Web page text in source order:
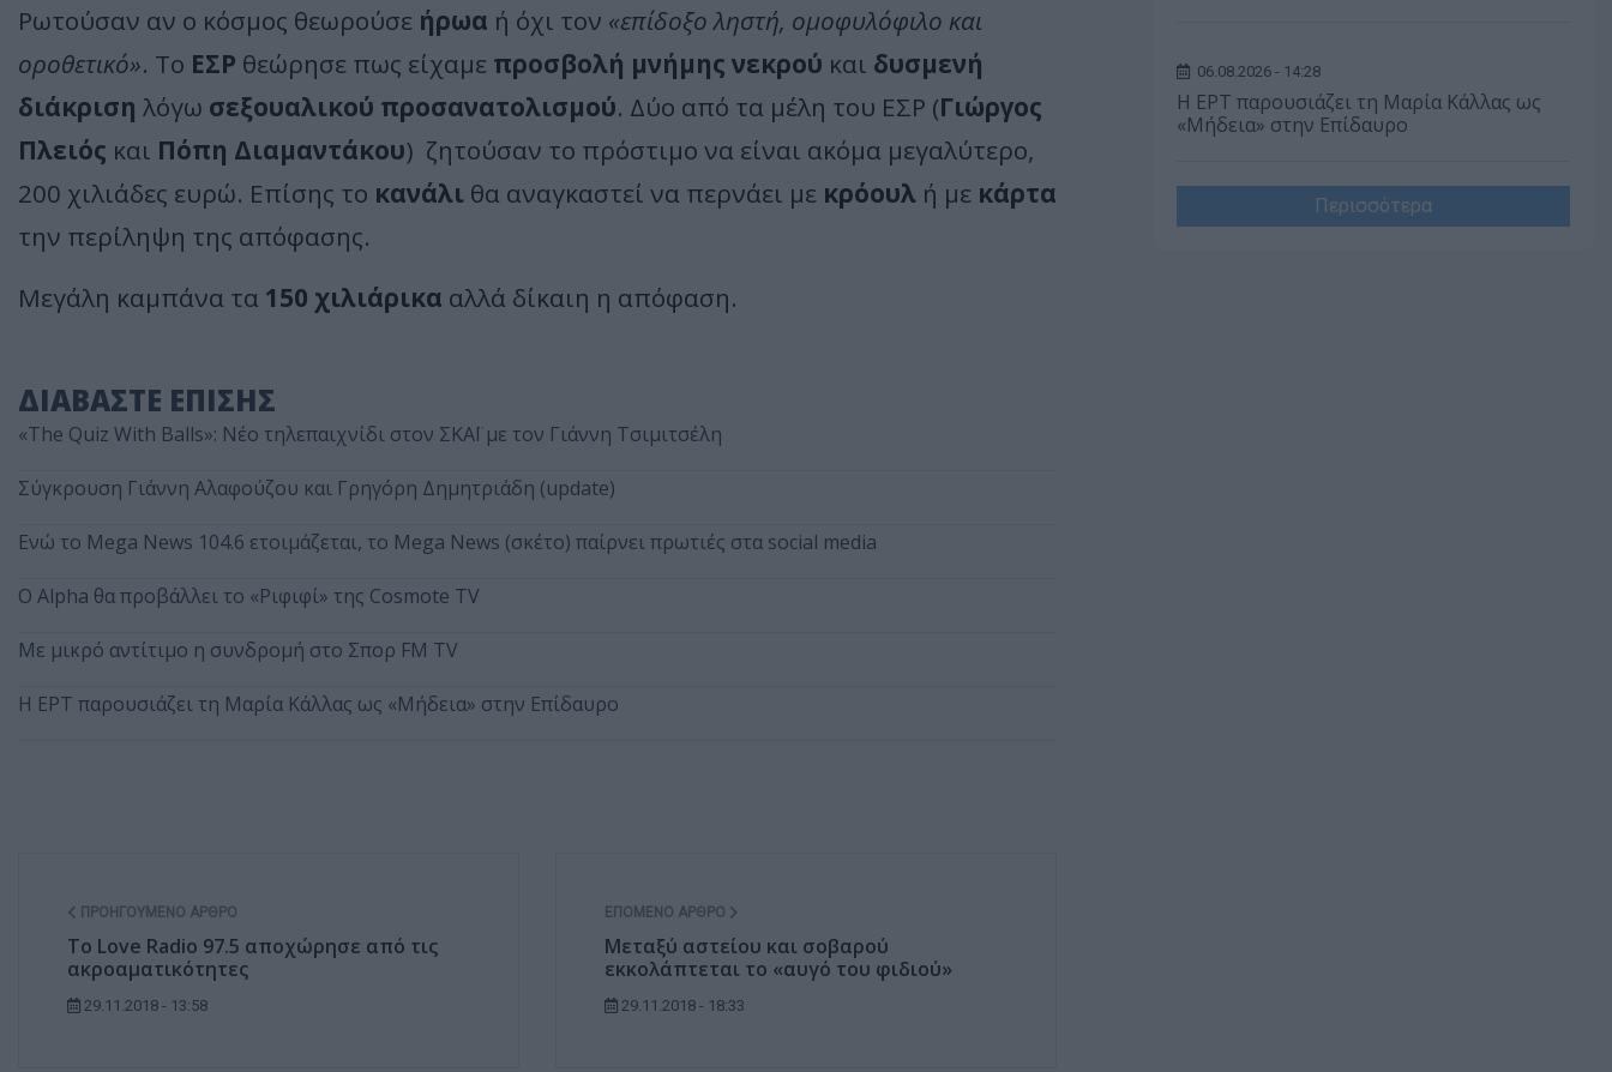
Ρωτούσαν αν ο κόσμος θεωρούσε ήρωα ή όχι τον «επίδοξο ληστή, ομοφυλόφιλο και
οροθετικό». Το ΕΣΡ θεώρησε πως είχαμε προσβολή μνήμης νεκρού και δυσμενή
διάκριση λόγω σεξουαλικού προσανατολισμού. Δύο από τα μέλη του ΕΣΡ (Γιώργος
Πλειός και Πόπη Διαμαντάκου) ζητούσαν το πρόστιμο να είναι ακόμα μεγαλύτερο,
200 χιλιάδες ευρώ. Επίσης το κανάλι θα αναγκαστεί να περνάει με κρόουλ ή με κάρτα
την περίληψη της απόφασης.
Μεγάλη καμπάνα τα 150 χιλιάρικα αλλά δίκαιη η απόφαση.
ΔΙΑΒΑΣΤΕ ΕΠΙΣΗΣ
«The Quiz With Balls»: Νέο τηλεπαιχνίδι στον ΣΚΑΪ με τον Γιάννη Τσιμιτσέλη
Σύγκρουση Γιάννη Αλαφούζου και Γρηγόρη Δημητριάδη (update)
Ενώ το Mega News 104.6 ετοιμάζεται, το Mega News (σκέτο) παίρνει πρωτιές στα social media
Ο Alpha θα προβάλλει το «Ριφιφί» της Cosmote TV
Με μικρό αντίτιμο η συνδρομή στο Σπορ FM TV
Η ΕΡΤ παρουσιάζει τη Μαρία Κάλλας ως «Μήδεια» στην Επίδαυρο
ΠΡΟΗΓΟΎΜΕΝΟ ΆΡΘΡΟ
Το Love Radio 97.5 αποχώρησε από τις
ακροαματικότητες
29.11.2018 - 13:58
ΕΠΌΜΕΝΟ ΆΡΘΡΟ
Μεταξύ αστείου και σοβαρού
εκκολάπτεται το «αυγό του φιδιού»
29.11.2018 - 18:33
06.08.2026 - 14:28
Η ΕΡΤ παρουσιάζει τη Μαρία Κάλλας ως
«Μήδεια» στην Επίδαυρο
Περισσότερα